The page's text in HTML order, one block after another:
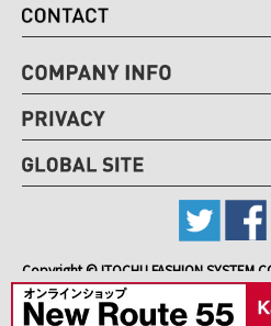
Copyright © ITOCHU FASHION SYSTEM